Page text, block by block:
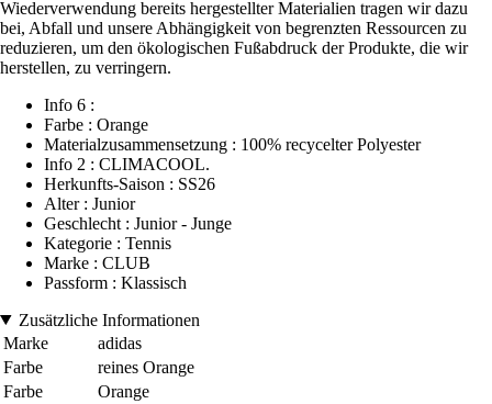
Wiederverwendung bereits hergestellter Materialien tragen wir dazu
bei, Abfall und unsere Abhängigkeit von begrenzten Ressourcen zu
reduzieren, um den ökologischen Fußabdruck der Produkte, die wir
herstellen, zu verringern.
Info 6 :
Farbe : Orange
Materialzusammensetzung : 100% recycelter Polyester
Info 2 : CLIMACOOL.
Herkunfts-Saison : SS26
Alter : Junior
Geschlecht : Junior - Junge
Kategorie : Tennis
Marke : CLUB
Passform : Klassisch
Zusätzliche Informationen
Marke
adidas
Farbe
reines Orange
Farbe
Orange